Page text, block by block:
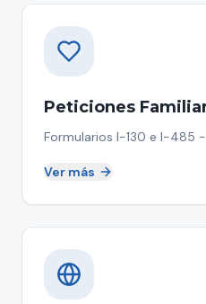
Peticiones
Formularios I-130 e I-485
Ver más